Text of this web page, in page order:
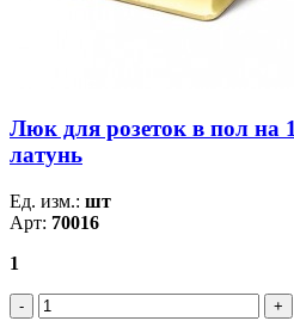
Люк для розеток в пол на
латунь
Ед. изм.: шт
Арт: 70016
1